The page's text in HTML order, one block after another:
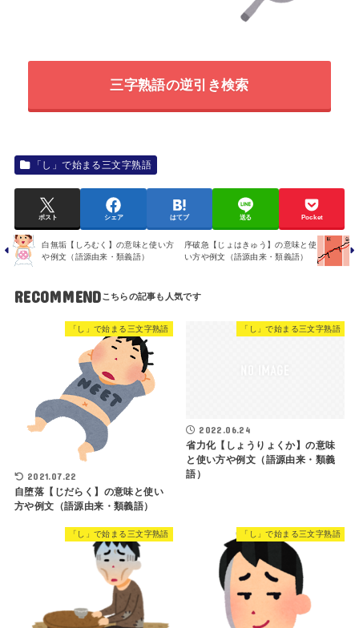
三字熟語の逆引き検索
「し」で始まる三文字熟語
ポスト シェア はてブ 送る Pocket
白無垢【しろむく】の意味と使い方
や例文（語源由来・類義語）
序破急【じょはきゅう】の意味と使
い方や例文（語源由来・類義語）
RECOMMEND
「し」で始まる三文字熟語
2021.07.22
自堕落【じだらく】の意味と使い
方や例文（語源由来・類義語）
「し」で始まる三文字熟語
2022.06.24
省力化【しょうりょくか】の意味
と使い方や例文（語源由来・類義
語）
「し」で始まる三文字熟語 「し」で始まる三文字熟語